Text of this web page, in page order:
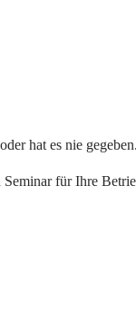
hat es nie gegeben.
für Ihre